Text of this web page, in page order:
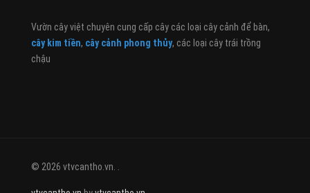
Vườn cây việt chuyên cung cấp cây các loại cây cảnh để bàn,
cây kim tiền, cây cảnh phong thủy, các loại cây trái trồng
chậu
© 2026 vtvcantho.vn. .